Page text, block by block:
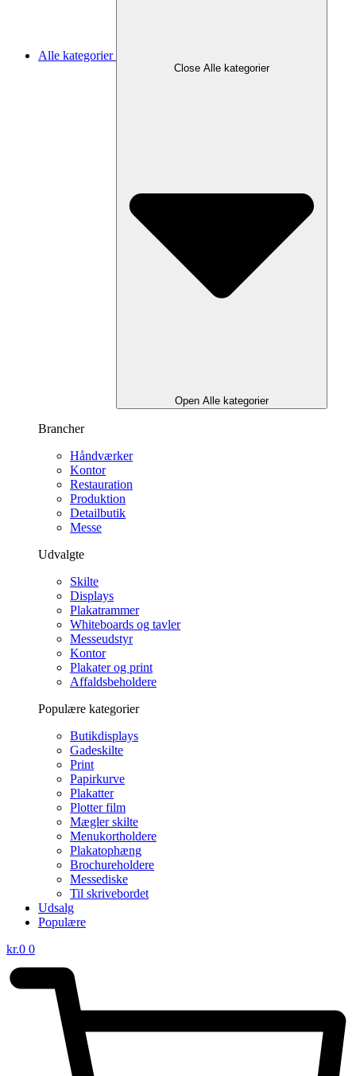
Alle kategorier
Close Alle kategorier
Open Alle kategorier
Brancher
Håndværker
Kontor
Restauration
Produktion
Detailbutik
Messe
Udvalgte
Skilte
Displays
Plakatrammer
Whiteboards og tavler
Messeudstyr
Kontor
Plakater og print
Affaldsbeholdere
Populære kategorier
Butikdisplays
Gadeskilte
Print
Papirkurve
Plakatter
Plotter film
Mægler skilte
Menukortholdere
Plakatophæng
Brochureholdere
Messediske
Til skrivebordet
Udsalg
Populære
kr.0 0